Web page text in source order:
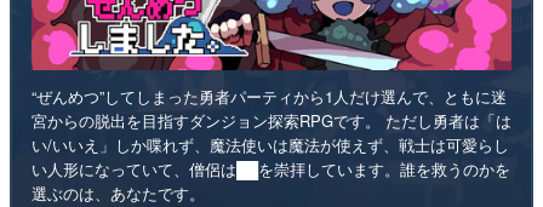
“ぜんめつ”してしまった勇者パーティから1人だけ選んで、ともに迷
宮からの脱出を目指すダンジョン探索RPGです。 ただし勇者は「は
い/いいえ」しか喋れず、魔法使いは魔法が使えず、戦士は可愛らし
い人形になっていて、僧侶は██を崇拝しています。誰を救うのかを
選ぶのは、あなたです。